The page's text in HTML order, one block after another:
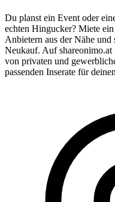
Du planst ein Event oder
echten Hingucker? Miete
Anbietern aus der Nähe
Neukauf. Auf
von privaten und
passenden Inserate für